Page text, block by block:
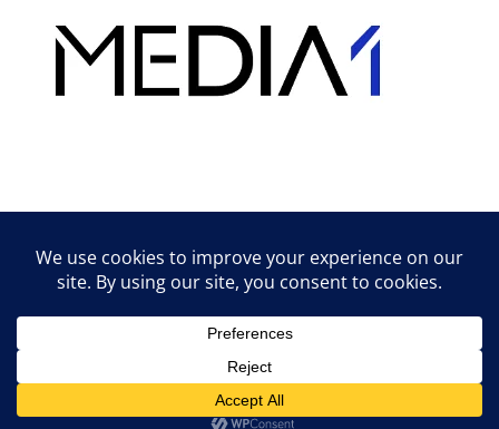
Lifestyle tippek & trükkök
© 2026 vipcast.hu powered by Media1• Készült
GeneratePress